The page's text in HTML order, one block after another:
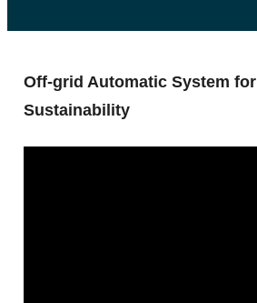
Off-grid Automatic System
Sustainability